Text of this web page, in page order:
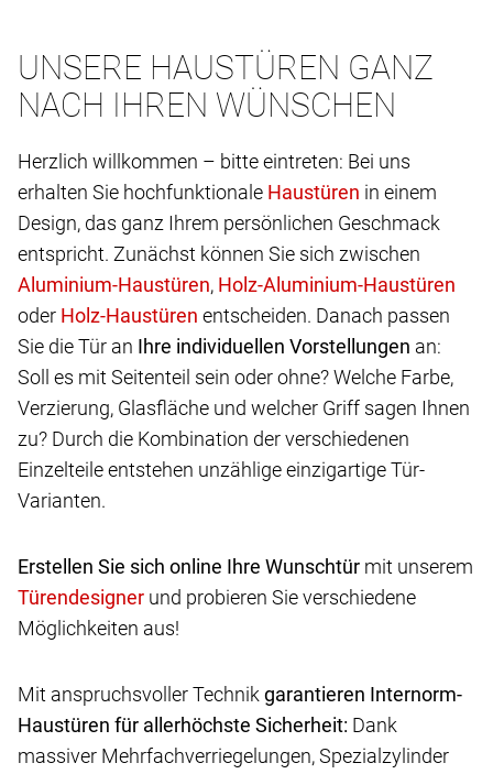
UNSERE HAUSTÜREN GANZ
NACH IHREN WÜNSCHEN
Herzlich willkommen – bitte eintreten: Bei uns
erhalten Sie hochfunktionale
in einem
Design, das ganz Ihrem persönlichen Geschmack
entspricht. Zunächst können Sie sich zwischen
,
oder
entscheiden. Danach passen
Sie die Tür an Ihre individuellen Vorstellungen an:
Soll es mit Seitenteil sein oder ohne? Welche Farbe,
Verzierung, Glasfläche und welcher Griff sagen Ihnen
zu? Durch die Kombination der verschiedenen
Einzelteile entstehen unzählige einzigartige Tür-
Varianten.
Erstellen Sie sich online Ihre Wunschtür mit unserem
und probieren Sie verschiedene
Möglichkeiten aus!
Mit anspruchsvoller Technik garantieren Internorm-
Haustüren für allerhöchste Sicherheit: Dank
massiver Mehrfachverriegelungen, Spezialzylinder